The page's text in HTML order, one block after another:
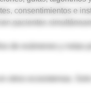
consentimientos e
pacientes
de exámenes y notas
otros ecosistemas.